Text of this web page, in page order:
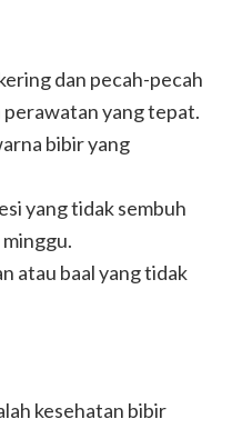
dan pecah-pecah
yang tepat.
bibir yang
yang tidak sembuh
atau baal yang tidak
kesehatan bibir